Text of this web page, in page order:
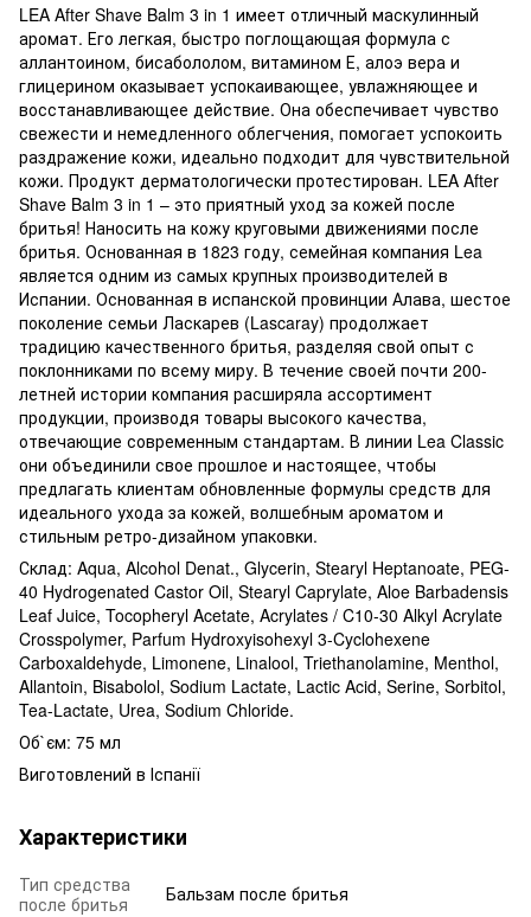
LEA After Shave Balm 3 in 1 имеет отличный маскулинный
аромат. Его легкая, быстро поглощающая формула с
аллантоином, бисабололом, витамином Е, алоэ вера и
глицерином оказывает успокаивающее, увлажняющее и
восстанавливающее действие. Она обеспечивает чувство
свежести и немедленного облегчения, помогает успокоить
раздражение кожи, идеально подходит для чувствительной
кожи. Продукт дерматологически протестирован. LEA After
Shave Balm 3 in 1 – это приятный уход за кожей после
бритья! Наносить на кожу круговыми движениями после
бритья. Основанная в 1823 году, семейная компания Lea
является одним из самых крупных производителей в
Испании. Основанная в испанской провинции Алава, шестое
поколение семьи Ласкарев (Lascaray) продолжает
традицию качественного бритья, разделяя свой опыт с
поклонниками по всему миру. В течение своей почти 200-
летней истории компания расширяла ассортимент
продукции, производя товары высокого качества,
отвечающие современным стандартам. В линии Lea Classic
они объединили свое прошлое и настоящее, чтобы
предлагать клиентам обновленные формулы средств для
идеального ухода за кожей, волшебным ароматом и
стильным ретро-дизайном упаковки.
Склад: Aqua, Alcohol Denat., Glycerin, Stearyl Heptanoate, PEG-
40 Hydrogenated Castor Oil, Stearyl Caprylate, Aloe Barbadensis
Leaf Juice, Tocopheryl Acetate, Acrylates / C10-30 Alkyl Acrylate
Crosspolymer, Parfum Hydroxyisohexyl 3-Cyclohexene
Carboxaldehyde, Limonene, Linalool, Triethanolamine, Menthol,
Allantoin, Bisabolol, Sodium Lactate, Lactic Acid, Serine, Sorbitol,
Tea-Lactate, Urea, Sodium Chloride.
Об`єм: 75 мл
Виготовлений в Іспанії
Характеристики
Тип средства
после бритья
Бальзам после бритья